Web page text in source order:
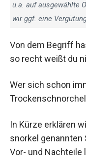
u.a. auf ausgewählte
wir ggf. eine
Von dem Begriff
so recht weißt du
Wer sich schon
In Kürze erklären
snorkel genannten
Vor- und Nachteile